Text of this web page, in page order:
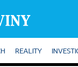
REALITY